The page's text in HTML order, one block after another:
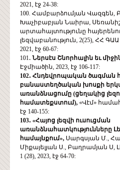
2021, էջ 24-38:
100. Համբարձումյան
Խաչիբաբյան Նաիրա,
արտահայտությունը
լեզվաբանություն, 2(25), ՀՀ
2021, էջ 60-67:
101․ Ներսէս Շնորհալին եւ
Էջմիածին, 2023, էջ 106-117:
102․ Հնդեվրոպական ծագման
բանաստեղծական խոսքի
առանձնացումը (ցեղակից
համատեքստում), «Վէմ»
էջ 140-155:
103․ «Հայոց լեզվի ուսուցման
առանձնահատկությունները
համայնքում», Սարգսյան Մ.,
Միքայելյան Ս., Բաղրամյան Ս,
1 (28), 2023, էջ 64-70: